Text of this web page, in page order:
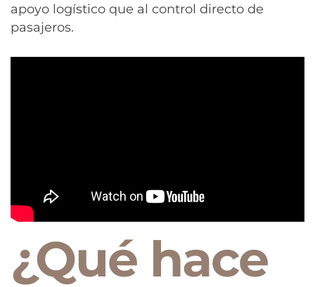
apoyo logístico que al control directo de
pasajeros.
¿Qué hace